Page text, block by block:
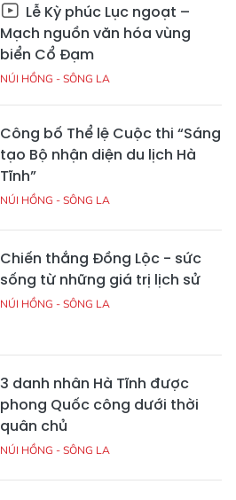
Lễ Kỳ phúc Lục ngoạt –
Mạch nguồn văn hóa vùng
biển Cổ Đạm
NÚI HỒNG - SÔNG LA
Công bố Thể lệ Cuộc thi “Sáng
tạo Bộ nhận diện du lịch Hà
Tĩnh”
NÚI HỒNG - SÔNG LA
Chiến thắng Đồng Lộc - sức
sống từ những giá trị lịch sử
NÚI HỒNG - SÔNG LA
3 danh nhân Hà Tĩnh được
phong Quốc công dưới thời
quân chủ
NÚI HỒNG - SÔNG LA